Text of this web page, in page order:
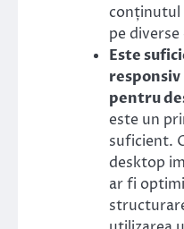
conținutul
pe
Este
pentru
este un
suficient.
desktop
ar fi